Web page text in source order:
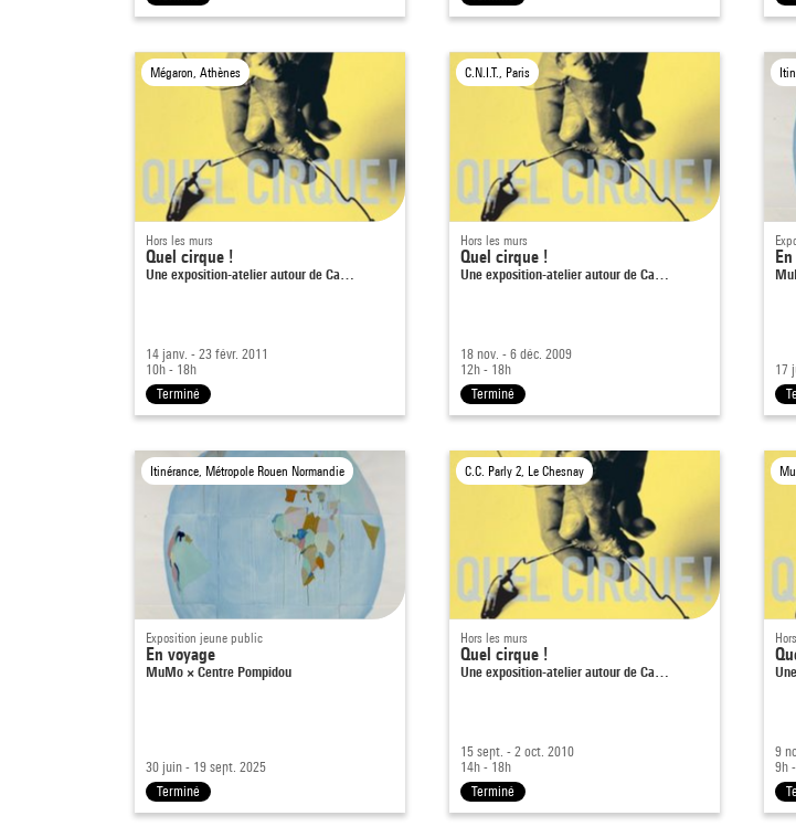
Mégaron, Athènes
Hors les murs
Quel cirque !
Une exposition-atelier autour de Ca…
14 janv. - 23 févr. 2011
10h - 18h
Terminé
C.N.I.T., Paris
Hors les murs
Quel cirque !
Une exposition-atelier autour de Ca…
18 nov. - 6 déc. 2009
12h - 18h
Terminé
17
Itinérance, Métropole Rouen Normandie
Exposition jeune public
En voyage
MuMo × Centre Pompidou
30 juin - 19 sept. 2025
Terminé
C.C. Parly 2, Le Chesnay
Hors les murs
Quel cirque !
Une exposition-atelier autour de Ca…
15 sept. - 2 oct. 2010
14h - 18h
Terminé
9
9h